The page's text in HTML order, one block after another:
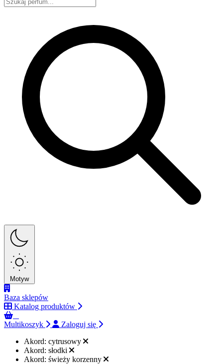
Motyw
Baza sklepów
Katalog produktów
Multikoszyk
Zaloguj się
Akord: cytrusowy
Akord: słodki
Akord: świeży korzenny